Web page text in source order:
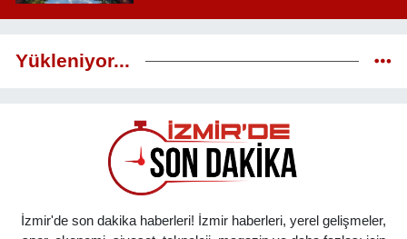
Yükleniyor...
İzmir'de son dakika haberleri! İzmir haberleri, yerel gelişmeler,